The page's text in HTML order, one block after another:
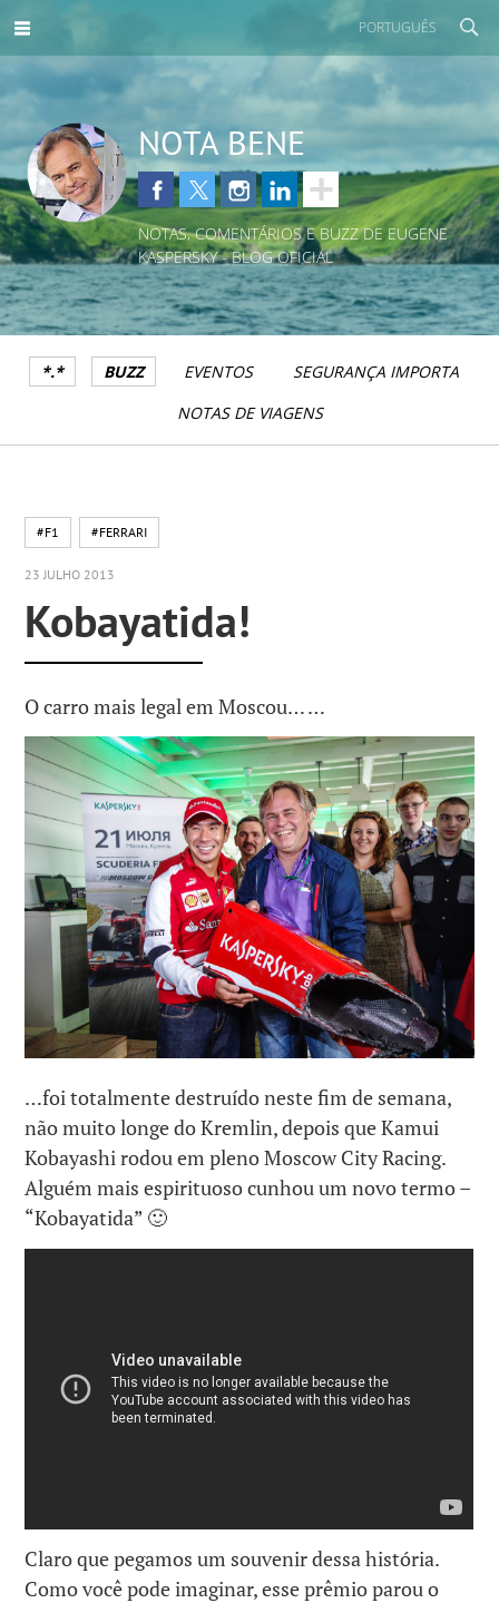
PORTUGUÊS
NOTA BENE
NOTAS, COMENTÁRIOS E BUZZ DE EUGENE
KASPERSKY - BLOG OFICIAL
*.* BUZZ EVENTOS
SEGURANÇA IMPORTA
NOTAS DE VIAGENS
#F1 #FERRARI
23 JULHO 2013
Kobayatida!
O carro mais legal em Moscou… …
…foi totalmente destruído neste fim de semana,
não muito longe do Kremlin, depois que Kamui
Kobayashi rodou em pleno Moscow City Racing.
Alguém mais espirituoso cunhou um novo termo –
“Kobayatida” 🙂
Claro que pegamos um souvenir dessa história.
Como você pode imaginar, esse prêmio parou o